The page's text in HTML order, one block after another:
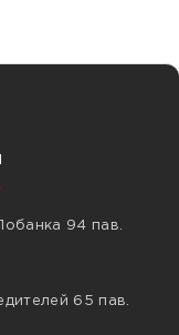
94 пав.
65 пав.